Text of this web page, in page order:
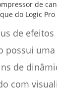
de
do Logic Pro
de
possui
de
com